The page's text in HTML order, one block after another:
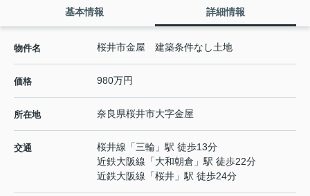
基本情報 詳細情報
物件名 桜井市金屋 建築条件なし土地
価格 980万円
所在地 奈良県桜井市大字金屋
交通 桜井線 「三輪 」駅 徒歩13分
近鉄大阪線 「大和朝倉 」駅 徒歩22分
近鉄大阪線 「桜井 」駅 徒歩24分